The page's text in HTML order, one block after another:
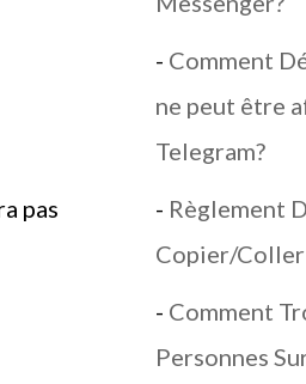
pas
- Comment
ne peut être
Telegram?
- Règlement
Copier/Coller
- Comment
Personnes